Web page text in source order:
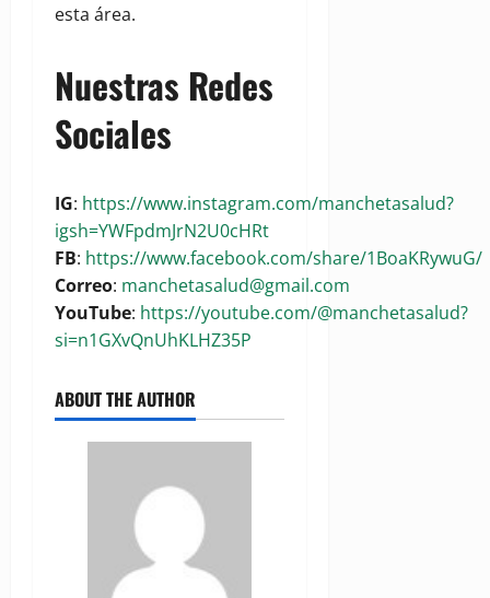
esta área.
Nuestras Redes
Sociales
IG: https://www.instagram.com/manchetasalud?
igsh=YWFpdmJrN2U0cHRt
FB: https://www.facebook.com/share/1BoaKRywuG/
Correo: manchetasalud@gmail.com
YouTube: https://youtube.com/@manchetasalud?
si=n1GXvQnUhKLHZ35P
ABOUT THE AUTHOR